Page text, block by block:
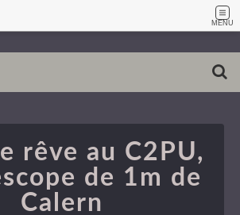
MENU
rêve au C2PU,
de 1m de
Calern